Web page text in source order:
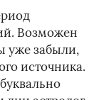
Возможен
уже забыли,
источника.